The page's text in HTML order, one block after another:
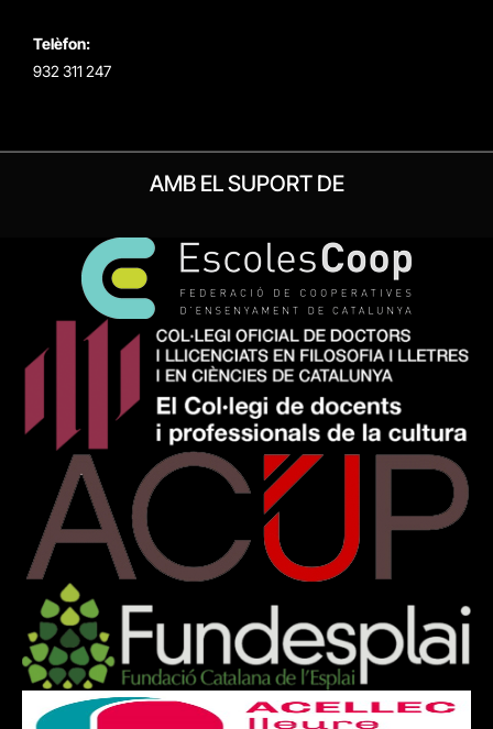
Telèfon:
932 311 247
AMB EL SUPORT DE